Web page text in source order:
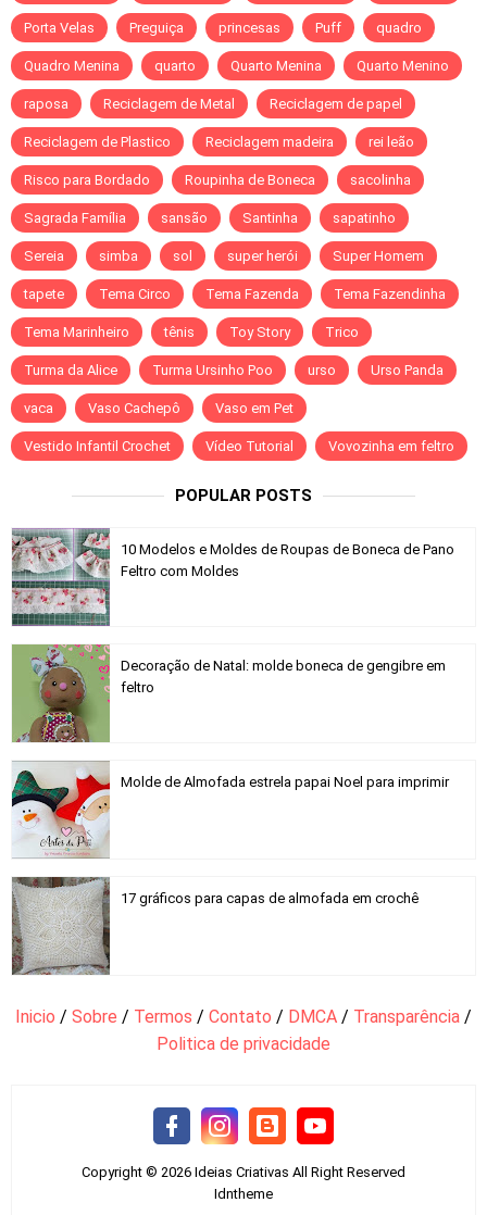
Porta Velas Preguiça princesas Puff quadro
Quadro Menina quarto Quarto Menina Quarto Menino
raposa Reciclagem de Metal Reciclagem de papel
Reciclagem de Plastico Reciclagem madeira rei leão
Risco para Bordado Roupinha de Boneca sacolinha
Sagrada Família sansão Santinha sapatinho
Sereia simba sol super herói Super Homem
tapete Tema Circo Tema Fazenda Tema Fazendinha
Tema Marinheiro tênis Toy Story Trico
Turma da Alice Turma Ursinho Poo urso Urso Panda
vaca Vaso Cachepô Vaso em Pet
Vestido Infantil Crochet Vídeo Tutorial Vovozinha em feltro
POPULAR POSTS
10 Modelos e Moldes de Roupas de Boneca de Pano
Feltro com Moldes
Decoração de Natal: molde boneca de gengibre em
feltro
Molde de Almofada estrela papai Noel para imprimir
17 gráficos para capas de almofada em crochê
Inicio / Sobre / Termos / Contato / DMCA / Transparência /
Politica de privacidade
Copyright © 2026 Ideias Criativas All Right Reserved
Idntheme